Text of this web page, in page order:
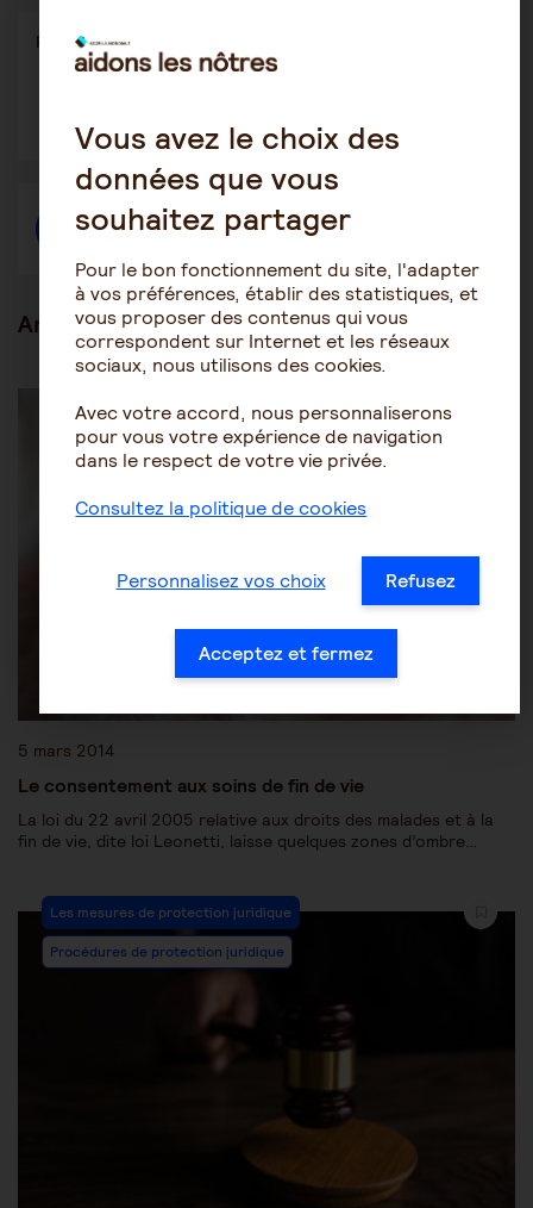
Partager l'article
ce
dans
une
fenêtre
dans
une
fenêtre
une
fenêtre
Créer une discussion à propos de l'article
Articles en lien
Procédures de protection juridique
5 mars 2014
Le consentement aux soins de fin de vie
La loi du 22 avril 2005 relative aux droits des malades et à la
fin de vie, dite loi Leonetti, laisse quelques zones d’ombre…
Les mesures de protection juridique
Procédures de protection juridique
Vous avez le choix des
données que vous
souhaitez partager
Pour le bon fonctionnement du site, l'adapter
à vos préférences, établir des statistiques, et
vous proposer des contenus qui vous
correspondent sur Internet et les réseaux
sociaux, nous utilisons des cookies.
Avec votre accord, nous personnaliserons
pour vous votre expérience de navigation
dans le respect de votre vie privée.
Consultez la politique de cookies
Personnalisez vos choix Refusez
Acceptez et fermez